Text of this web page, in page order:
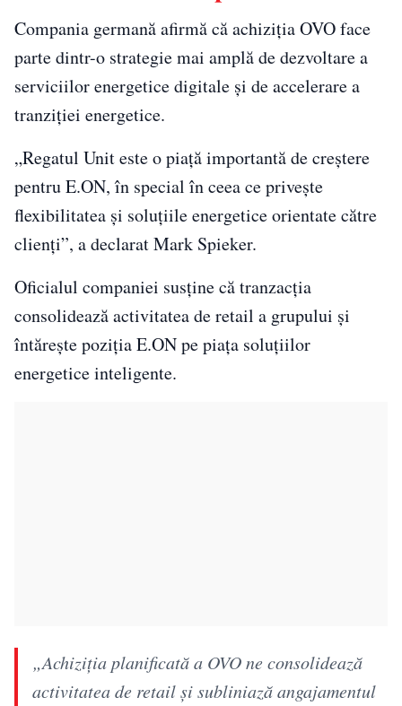
Compania germană afirmă că achiziția OVO face
parte dintr-o strategie mai amplă de dezvoltare a
serviciilor energetice digitale și de accelerare a
tranziției energetice.
„Regatul Unit este o piață importantă de creștere
pentru E.ON, în special în ceea ce privește
flexibilitatea și soluțiile energetice orientate către
clienți”, a declarat Mark Spieker.
Oficialul companiei susține că tranzacția
consolidează activitatea de retail a grupului și
întărește poziția E.ON pe piața soluțiilor
energetice inteligente.
„Achiziția planificată a OVO ne consolidează
activitatea de retail și subliniază angajamentul